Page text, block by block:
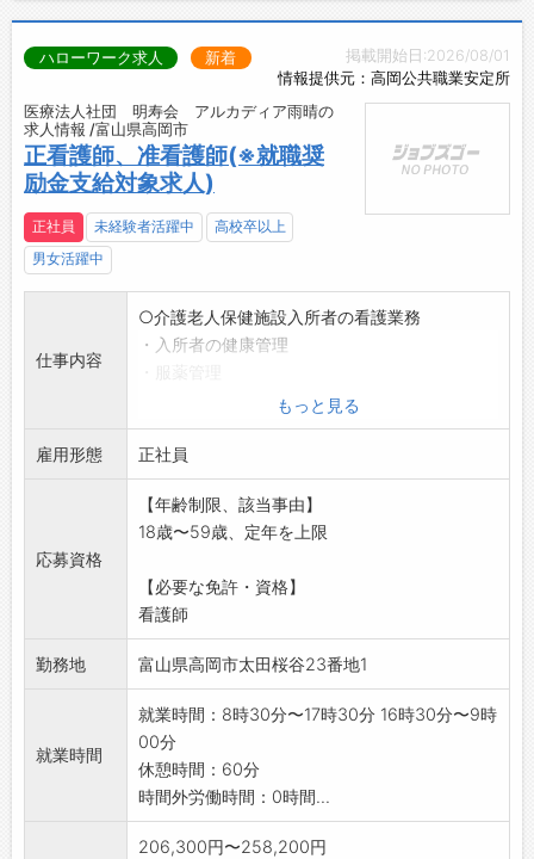
掲載開始日:2026/08/01
情報提供元：高岡公共職業安定所
ハローワーク求人 新着
医療法人社団 明寿会 アルカディア雨晴の
求人情報 /富山県高岡市
正看護師、准看護師(※就職奨
励金支給対象求人)
正社員 未経験者活躍中
高校卒以上
男女活躍中
仕事内容
○介護老人保健施設入所者の看護業務
・入所者の健康管理
・診察の補助、医師の指示に基づく医療行為(経
管栄養、喀痰吸引
、点滴、インシュリン注射等)
※就職奨励金支給対象求人の説明は、求人に関
する特記事項欄に
記載してあります。
もっと見る
雇用形態 正社員
応募資格
【年齢制限、該当事由】
18歳〜59歳、定年を上限
【必要な免許・資格】
看護師
勤務地 富山県高岡市太田桜谷23番地1
就業時間
就業時間：8時30分〜17時30分 16時30分〜9時
00分
休憩時間：60分
時間外労働時間：0時間...
206,300円〜258,200円